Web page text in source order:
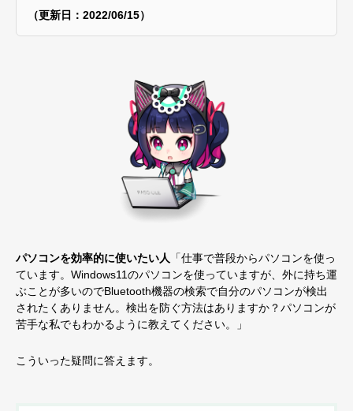
（更新日：2022/06/15）
パソコンを効率的に使いたい人 「仕事で普段からパソコンを使っ
ています。Windows11のパソコンを使っていますが、外に持ち運
ぶことが多いのでBluetooth機器の検索で自分のパソコンが検出
されたくありません。検出を防ぐ方法はありますか？パソコンが
苦手な私でもわかるように教えてください。」
こういった疑問に答えます。